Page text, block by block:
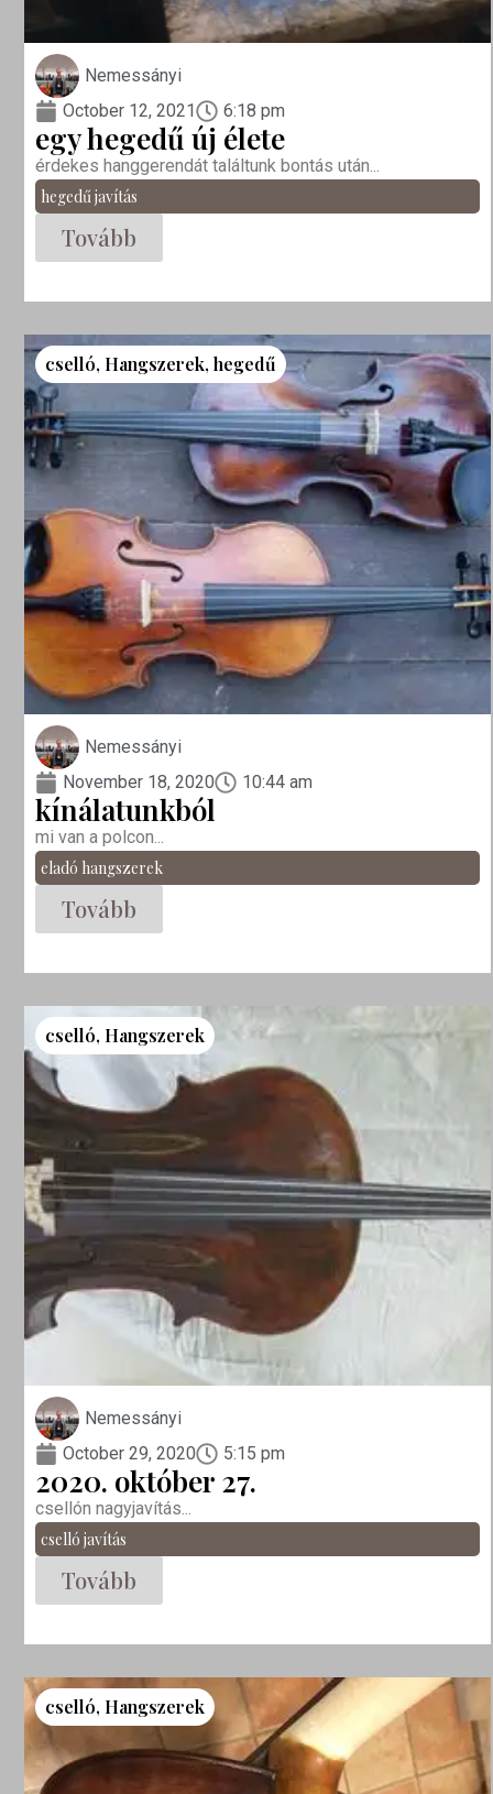
Nemessányi
October 12, 2021
6:18 pm
egy hegedű új élete
érdekes hanggerendát találtunk bontás után...
hegedű javítás
Tovább
cselló, Hangszerek,hegedű
Nemessányi
November 18, 2020
10:44 am
kínálatunkból
mi van a polcon...
eladó hangszerek
Tovább
cselló, Hangszerek
Nemessányi
October 29, 2020
5:15 pm
2020. október 27.
csellón nagyjavítás...
cselló javítás
Tovább
cselló, Hangszerek